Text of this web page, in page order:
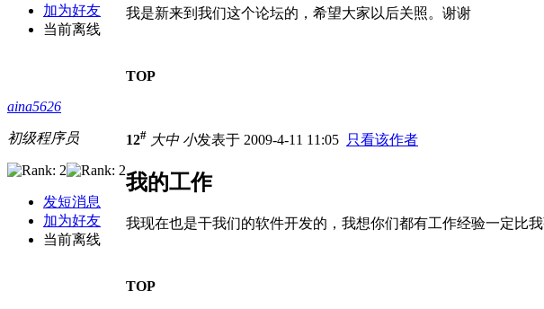
加为好友
当前离线
我是新来到我们这个论坛的，希望大家以后关照。谢谢
TOP
aina5626
初级程序员
发短消息
加为好友
当前离线
12# 大中 小发表于 2009-4-11 11:05 只看该作者
我的工作
我现在也是干我们的软件开发的，我想你们都有工作经验一定比
TOP